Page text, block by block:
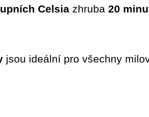
Celsia zhruba 20
jsou ideální pro všechny